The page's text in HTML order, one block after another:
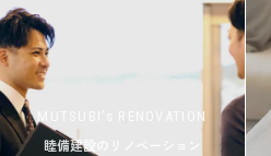
MUTSUBI’s RENOVATION
睦備建設のリノベーション